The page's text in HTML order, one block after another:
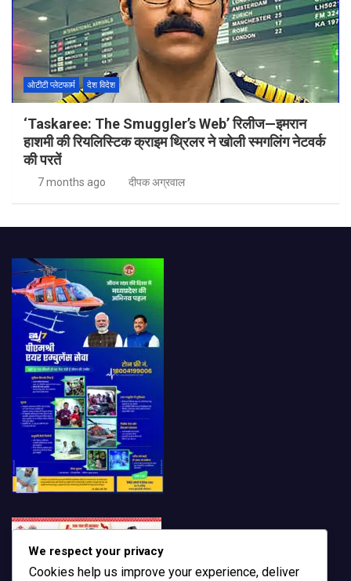
ओटीटी प्लेटफार्म देश विदेश
‘Taskaree: The Smuggler’s Web’ रिलीज—इमरान
हाशमी की रियलिस्टिक क्राइम थ्रिलर ने खोली स्मगलिंग नेटवर्क
की परतें
7 months ago दीपक अग्रवाल
We respect your privacy
Cookies help us improve your experience, deliver